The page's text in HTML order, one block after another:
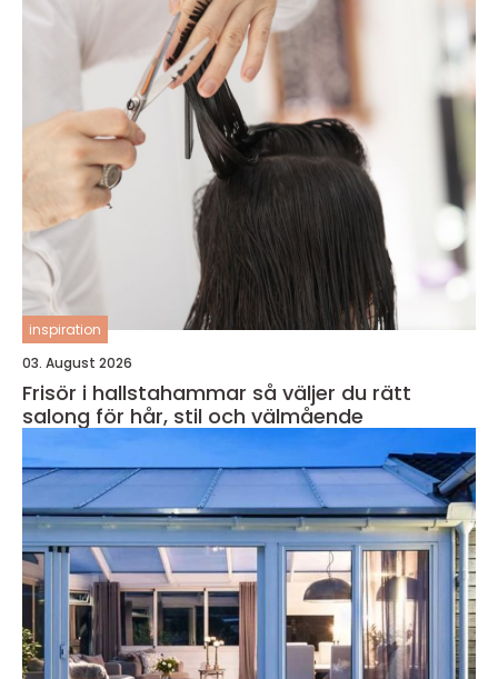
inspiration
03. August 2026
Frisör i hallstahammar så väljer du rätt
salong för hår, stil och välmående